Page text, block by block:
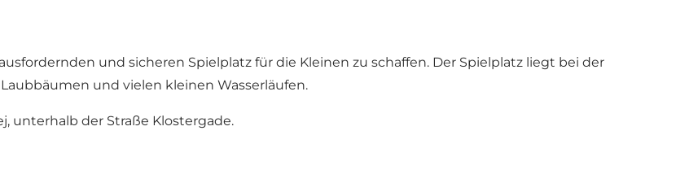
und sicheren Spielplatz für die Kleinen zu schaffen. Der Spielplatz liegt bei der
und vielen kleinen Wasserläufen.
unterhalb der Straße Klostergade.